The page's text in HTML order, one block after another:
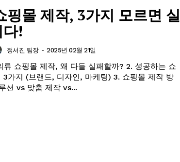
핑몰 제작, 3가지 모르면 실
!
정서진 팀장 - 2025년 02월 21일
류 쇼핑몰 제작, 왜 다들 실패할까? 2. 성공하는 쇼
3가지 (브랜드, 디자인, 마케팅) 3. 쇼핑몰 제작 방
션 vs 맞춤 제작 vs...